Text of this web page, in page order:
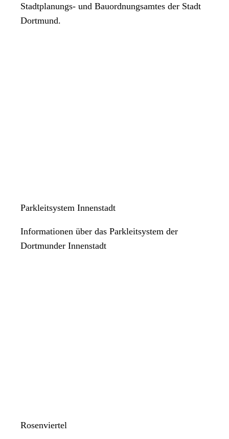
Stadtplanungs- und Bauordnungsamtes der Stadt
Dortmund.
Parkleitsystem Innenstadt
Informationen über das Parkleitsystem der
Dortmunder Innenstadt
Rosenviertel